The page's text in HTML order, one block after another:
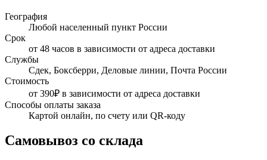
География
Любой населенный пункт России
Срок
от 48 часов в зависимости от адреса доставки
Службы
Сдек, Боксберри, Деловые линии, Почта России
Стоимость
от 390₽ в зависимости от адреса доставки
Способы оплаты заказа
Картой онлайн, по счету или QR-коду
Самовывоз со склада